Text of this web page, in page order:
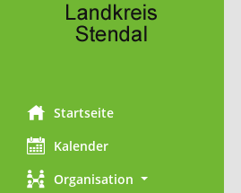
Startseite
Kalender
Organisation